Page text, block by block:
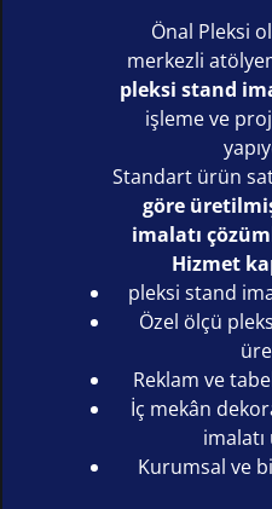
Önal Pleksi
merkezli
pleksi stand
işleme ve
Standart ürün
göre
imalatı
Hizmet
pleksi stand
Özel ölçü
Reklam ve
İç mekân
Kurumsal ve